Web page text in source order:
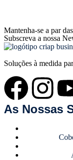
Mantenha-se a par
Subscreva a nossa
Soluções à medida
As Nossas